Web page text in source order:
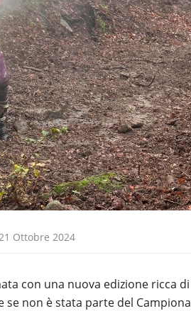
21 Ottobre 2024
con una nuova edizione ricca
se non è stata parte del